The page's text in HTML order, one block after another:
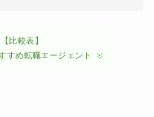
【比較表】
すめ転職エージェント